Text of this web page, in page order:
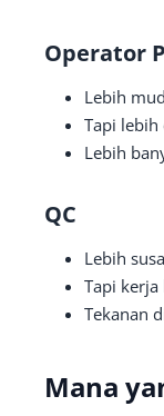
Operator
Lebih
Tapi lebih
Lebih
QC
Lebih
Tapi
Tekanan
Mana